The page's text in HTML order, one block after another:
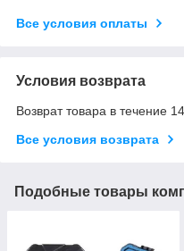
Все условия оплаты
Условия возврата
Возврат товара в течение
Все условия возврата
Подобные товары